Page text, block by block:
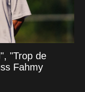
"Trop de
Fahmy